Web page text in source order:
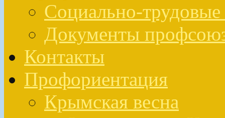
Социально-трудовые
Документы
Контакты
Профориентация
Крымская весна